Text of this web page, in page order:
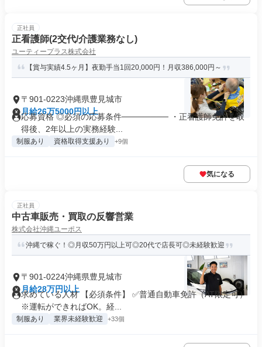
正社員
正看護師(2交代/介護業務なし)
ユーティープラス株式会社
【賞与実績4.5ヶ月】夜勤手当1回20,000円！月収386,000円～
〒901-0223沖縄県豊見城市
月給26万5000円以上
応募資格 ◎必須の応募条件──────── ・正看護師免許を取
得後、2年以上の実務経験...
制服あり 資格取得支援あり +9個
気になる
正社員
中古車販売・買取の反響営業
株式会社沖縄ユーポス
沖縄で稼ぐ！◎月収50万円以上可◎20代で店長可◎未経験歓迎
〒901-0224沖縄県豊見城市
月給28万円以上
求めている人材 【必須条件】 ✅普通自動車免許（AT限定可）
※運転ができればOK。経...
制服あり 業界未経験歓迎 +33個